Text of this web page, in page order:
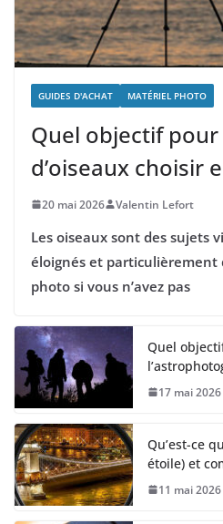
GUIDES D'ACHAT MATÉRIEL PHOTO
Quel objectif
d’oiseaux choisir
20 mai 2026 Valentin Lefort
Les oiseaux sont des sujets
éloignés et particulièrement
photo si vous n’avez pas
Quel
17 mai 2026
Qu’est-ce
étoile) et
11 mai 2026